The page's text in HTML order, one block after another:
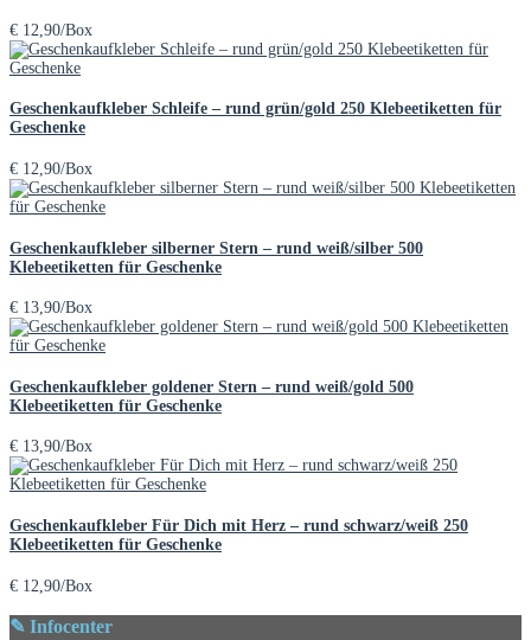
€ 12,90/Box
Geschenkaufkleber Schleife – rund grün/gold 250 Klebeetiketten für
Geschenke
€ 12,90/Box
Geschenkaufkleber silberner Stern – rund weiß/silber 500
Klebeetiketten für Geschenke
€ 13,90/Box
Geschenkaufkleber goldener Stern – rund weiß/gold 500
Klebeetiketten für Geschenke
€ 13,90/Box
Geschenkaufkleber Für Dich mit Herz – rund schwarz/weiß 250
Klebeetiketten für Geschenke
€ 12,90/Box
✎ Infocenter